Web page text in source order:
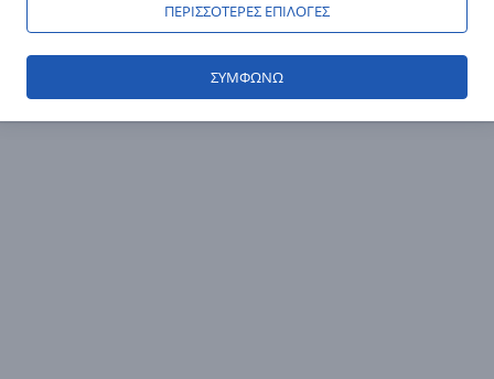
ΠΕΡΙΣΣΟΤΕΡΕΣ ΕΠΙΛΟΓΕΣ
ΣΥΜΦΩΝΩ